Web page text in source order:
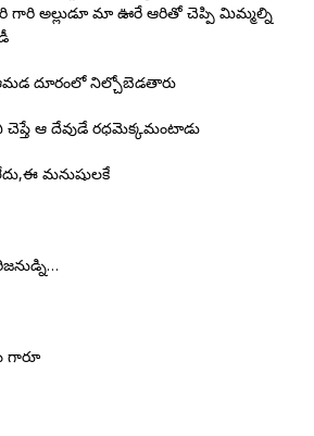
గారి అల్లుడూ మా ఊరే ఆరితో చెప్పి మిమ్మల్ని
దూరంలో నిల్చోబెడతారు
ఆ దేవుడే రధమెక్కమంటాడు
మనుషులకే